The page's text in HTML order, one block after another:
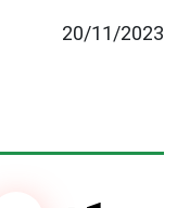
20/11/2023